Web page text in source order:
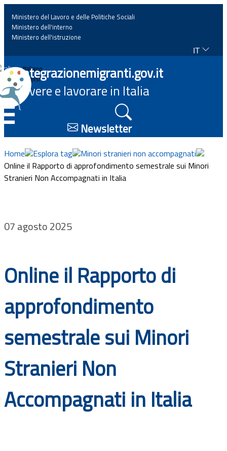
Home
News
Approfondimenti
Eventi
Normativa
Bandi
Guide
Ministero del Lavoro e delle Politiche Sociali
Ministero dell'interno
Ministero dell'istruzione
IT
Italiano
English
Integrazionemigranti.gov.it
Vivere e lavorare in Italia
Newsletter
Home Esplora tag
Minori stranieri non accompagnati
Online il Rapporto di approfondimento semestrale sui Minori
Stranieri Non Accompagnati in Italia
07 agosto 2025
Online il Rapporto di
approfondimento
semestrale sui Minori
Stranieri Non
Accompagnati in Italia